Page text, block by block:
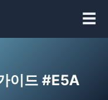
☰
이드 #E5A